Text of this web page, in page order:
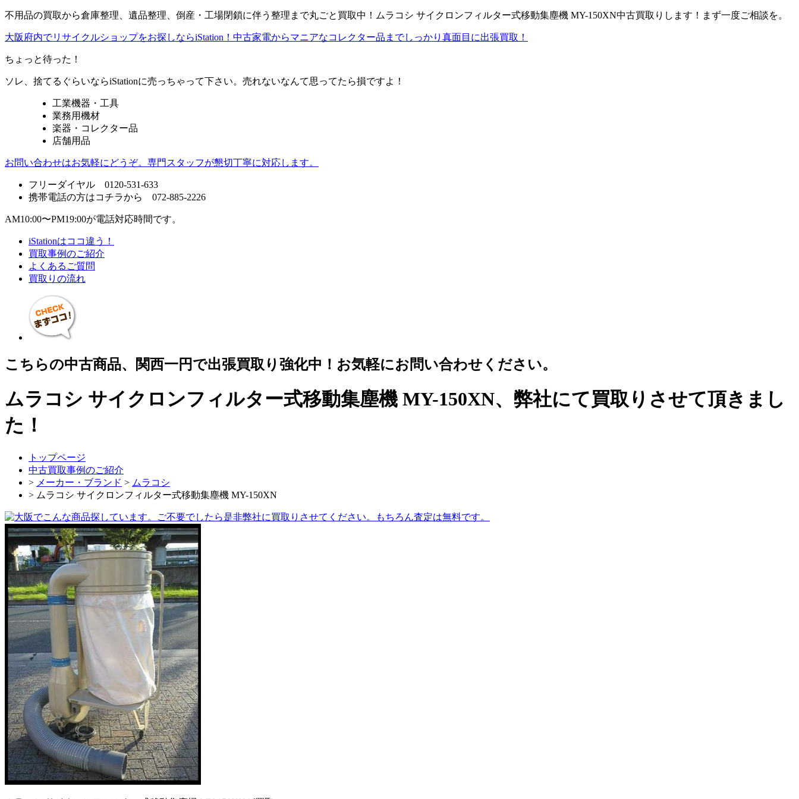
不用品の買取から倉庫整理、遺品整理、倒産・工場閉鎖に伴う整理まで丸ごと買取中！ムラコシ サイクロンフィルター式移動集塵機 MY-150XN中古買取りします！まず一度ご相談を。
大阪府内でリサイクルショップをお探しならiStation！中古家電からマニアなコレクター品までしっかり真面目に出張買取！
ちょっと待った！
ソレ、捨てるぐらいならiStationに売っちゃって下さい。売れないなんて思ってたら損ですよ！
工業機器・工具
業務用機材
楽器・コレクター品
店舗用品
お問い合わせはお気軽にどうぞ。専門スタッフが懇切丁寧に対応します。
フリーダイヤル 0120-531-633
携帯電話の方はコチラから 072-885-2226
AM10:00〜PM19:00が電話対応時間です。
iStationはココ違う！
買取事例のご紹介
よくあるご質問
買取りの流れ
こちらの中古商品、関西一円で出張買取り強化中！お気軽にお問い合わせください。
ムラコシ サイクロンフィルター式移動集塵機 MY-150XN、弊社にて買取りさせて頂きまし
た！
トップページ
中古買取事例のご紹介
> メーカー・ブランド > ムラコシ
> ムラコシ サイクロンフィルター式移動集塵機 MY-150XN